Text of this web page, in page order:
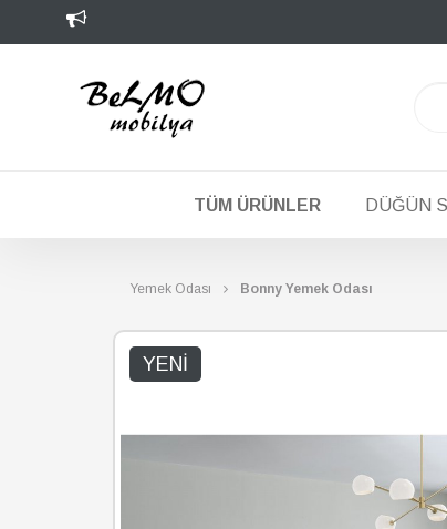
TÜM ÜRÜNLER DÜĞÜN
Yemek Odası Bonny Yemek Odası
YENI